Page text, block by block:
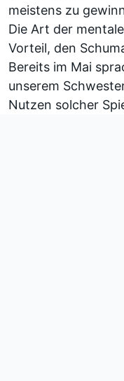
meistens zu
Die Art der
Vorteil, den
Bereits im Mai
unserem
Nutzen solcher